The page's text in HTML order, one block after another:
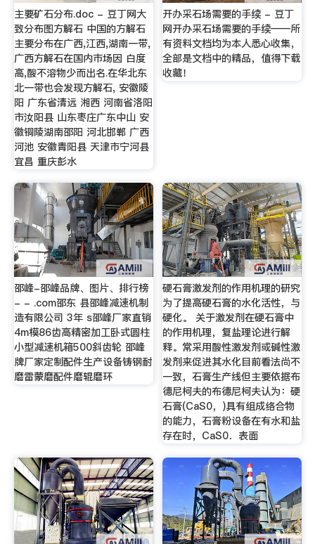
主要矿石分布.doc - 豆丁网大
致分布图方解石 中国的方解石
主要分布在广西,江西,湖南一带,
广西方解石在国内市场因 白度
高,酸不溶物少而出名.在华北东
北一带也会发现方解石, 安徽陵
阳 广东省清远 湘西 河南省洛阳
市汝阳县 山东枣庄广东中山 安
徽铜陵湖南邵阳 河北邯郸 广西
河池 安徽青阳县 天津市宁河县
宜昌 重庆彭水
开办采石场需要的手续 - 豆丁
网开办采石场需要的手续——所
有资料文档均为本人悉心收集，
全部是文档中的精品，值得下载
收藏！
邵峰-邵峰品牌、图片、排行榜
- - .com邵东 县邵峰减速机制
造有限公司 3年 s邵峰厂家直销
4m模86齿高精密加工卧式圆柱
小型减速机箱500斜齿轮 邵峰
牌厂家定制配件生产设备铸钢耐
磨雷蒙磨配件磨辊磨环
硬石膏激发剂的作用机理的研究
为了提高硬石膏的水化活性，与
硬化。 关于激发剂在硬石膏中
的作用机理，复盐理论进行解
释。常采用酸性激发剂或碱性激
发剂来促进其水化目前看法尚不
一致，石膏生产线但主要依据布
德尼柯夫的布德尼柯夫认为：硬
石膏(CaS0，)具有组成络合物
的能力，石膏粉设备在有水和盐
存在时，CaS0．表面